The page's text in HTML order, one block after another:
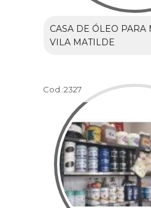
CASA DE ÓLEO PARA
VILA MATILDE
Cod.:2327